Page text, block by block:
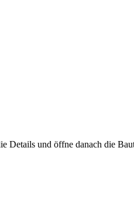
und öffne danach die